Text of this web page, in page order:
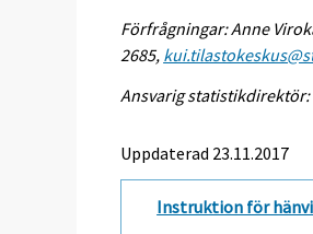
Förfrågningar: Anne
2685,
Ansvarig statistikdirektör:
Uppdaterad 23.11.2017
Instruktion för